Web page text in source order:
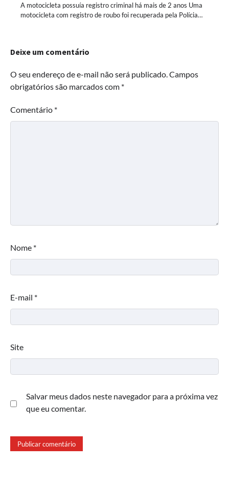
A motocicleta possuía registro criminal há mais de 2 anos Uma
motocicleta com registro de roubo foi recuperada pela Polícia…
Deixe um comentário
O seu endereço de e-mail não será publicado. Campos
obrigatórios são marcados com *
Comentário *
Nome *
E-mail *
Site
Salvar meus dados neste navegador para a próxima vez
que eu comentar.